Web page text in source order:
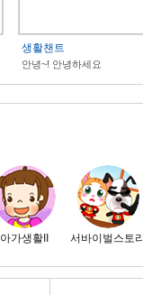
생활챈트
안녕~! 안녕하세요
아가생활II 서바이벌스토리